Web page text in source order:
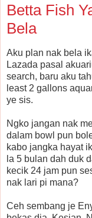
Betta Fish
Bela
Aku plan nak bela
Lazada pasal
search, baru aku
least 2 gallons
ye sis.
Ngko jangan nak
dalam bowl pun
kabo jangka hayat
la 5 bulan dah duk
kecik 24 jam pun
nak lari pi mana?
Ceh sembang je